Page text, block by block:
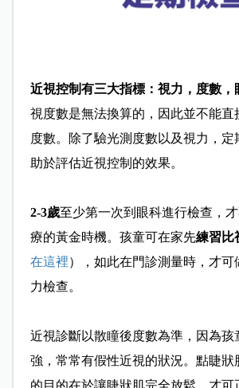
近視控制有三大指標： 視力，度數，
視度數是無法換算的，因此並不能直
度數。除了驗光測度數以及視力，
助於評估近視控制的效果。
2-3歲至少第一次到眼科進行檢查，
療的黃金時機。孩童可在家先練習比
在這裡），如此在門診測量時，才可
力檢查。
近視診斷以散瞳後度數為準，因為孩
強，常常有假性近視的狀況。點睫狀
的目的在於讓睫狀肌完全放鬆，才可